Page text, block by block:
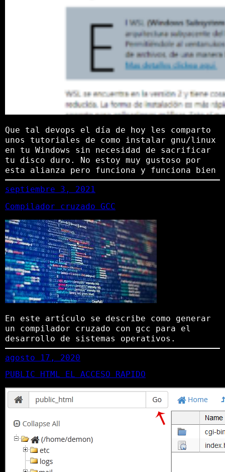
Que tal devops el día de hoy les comparto
unos tutoriales de como instalar gnu/linux
en tu Windows sin necesidad de sacrificar
tu disco duro. No estoy muy gustoso por
esta alianza pero funciona y funciona bien
septiembre 3, 2021
Compilador cruzado GCC
En este artículo se describe como generar
un compilador cruzado con gcc para el
desarrollo de sistemas operativos.
agosto 17, 2020
PUBLIC HTML EL ACCESO RAPIDO